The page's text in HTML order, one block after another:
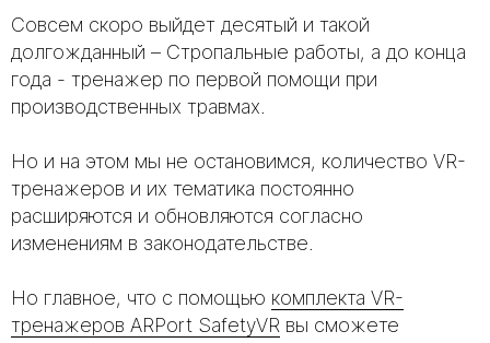
Совсем скоро выйдет десятый и такой
долгожданный – Стропальные работы, а до конца
года - тренажер по первой помощи при
производственных травмах.
Но и на этом мы не остановимся, количество VR-
тренажеров и их тематика постоянно
расширяются и обновляются согласно
изменениям в законодательстве.
Но главное, что с помощью комплекта VR-
тренажеров ARPort SafetyVR вы сможете